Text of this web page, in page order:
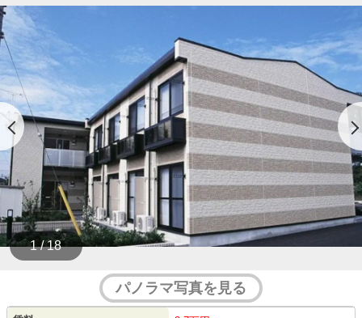
1 / 18
パノラマ写真を見る